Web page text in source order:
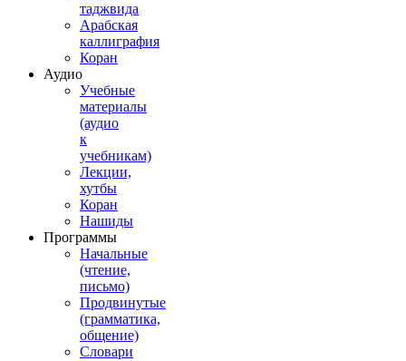
таджвида
Арабская
каллиграфия
Коран
Аудио
Учебные
материалы
(аудио
к
учебникам)
Лекции,
хутбы
Коран
Нашиды
Программы
Начальные
(чтение,
письмо)
Продвинутые
(грамматика,
общение)
Словари